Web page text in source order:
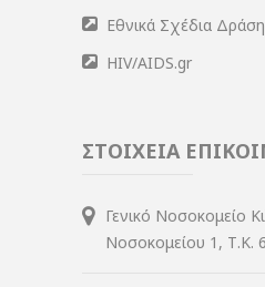
Εθνικά Σχέδια
HIV/AIDS.gr
ΣΤΟΙΧΕΙΑ
Γενικό Νοσοκομείο
Νοσοκομείου 1, Τ.Κ.